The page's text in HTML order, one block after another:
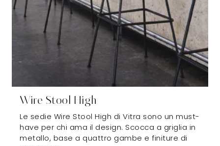
Wire Stool High
Le sedie Wire Stool High di Vitra sono un must-
have per chi ama il design. Scocca a griglia in
metallo, base a quattro gambe e finiture di